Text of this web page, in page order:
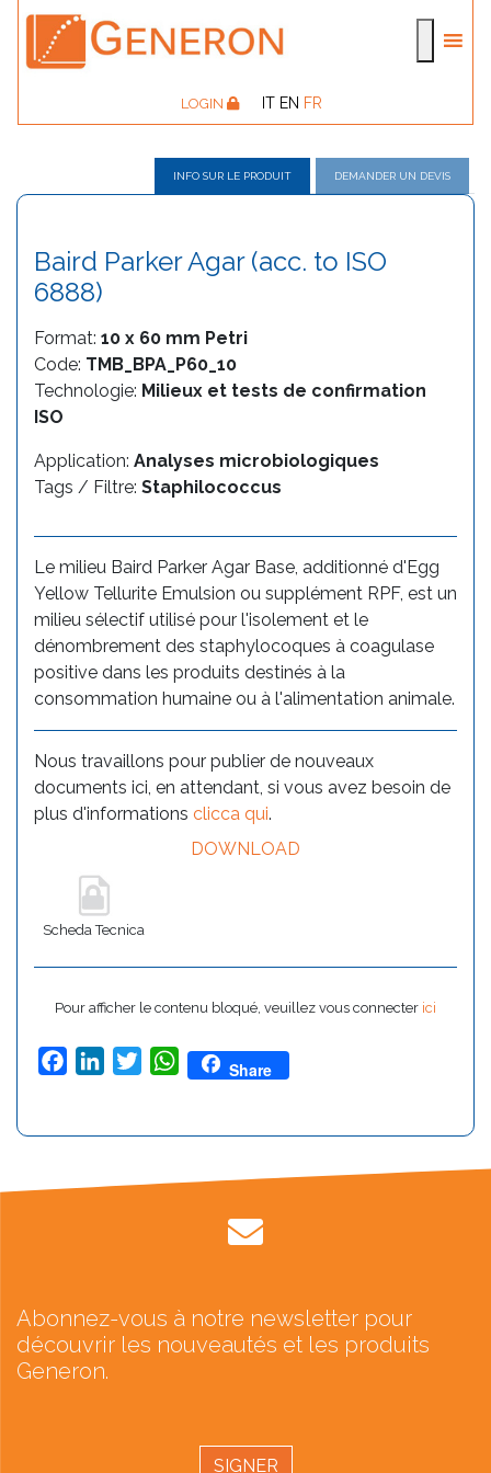
LOGIN IT EN FR
INFO SUR LE PRODUIT DEMANDER UN DEVIS
Baird Parker Agar (acc. to ISO
6888)
Format: 10 x 60 mm Petri
Code: TMB_BPA_P60_10
Technologie: Milieux et tests de confirmation
ISO
Application: Analyses microbiologiques
Tags / Filtre: Staphilococcus
Le milieu Baird Parker Agar Base, additionné d'Egg
Yellow Tellurite Emulsion ou supplément RPF, est un
milieu sélectif utilisé pour l'isolement et le
dénombrement des staphylocoques à coagulase
positive dans les produits destinés à la
consommation humaine ou à l'alimentation animale.
Nous travaillons pour publier de nouveaux
documents ici, en attendant, si vous avez besoin de
plus d'informations clicca qui.
DOWNLOAD
Scheda Tecnica
Pour afficher le contenu bloqué, veuillez vous connecter ici
FacebookLinkedInTwitterWhatsApp
Share
Abonnez-vous à notre newsletter pour
découvrir les nouveautés et les produits
Generon.
SIGNER